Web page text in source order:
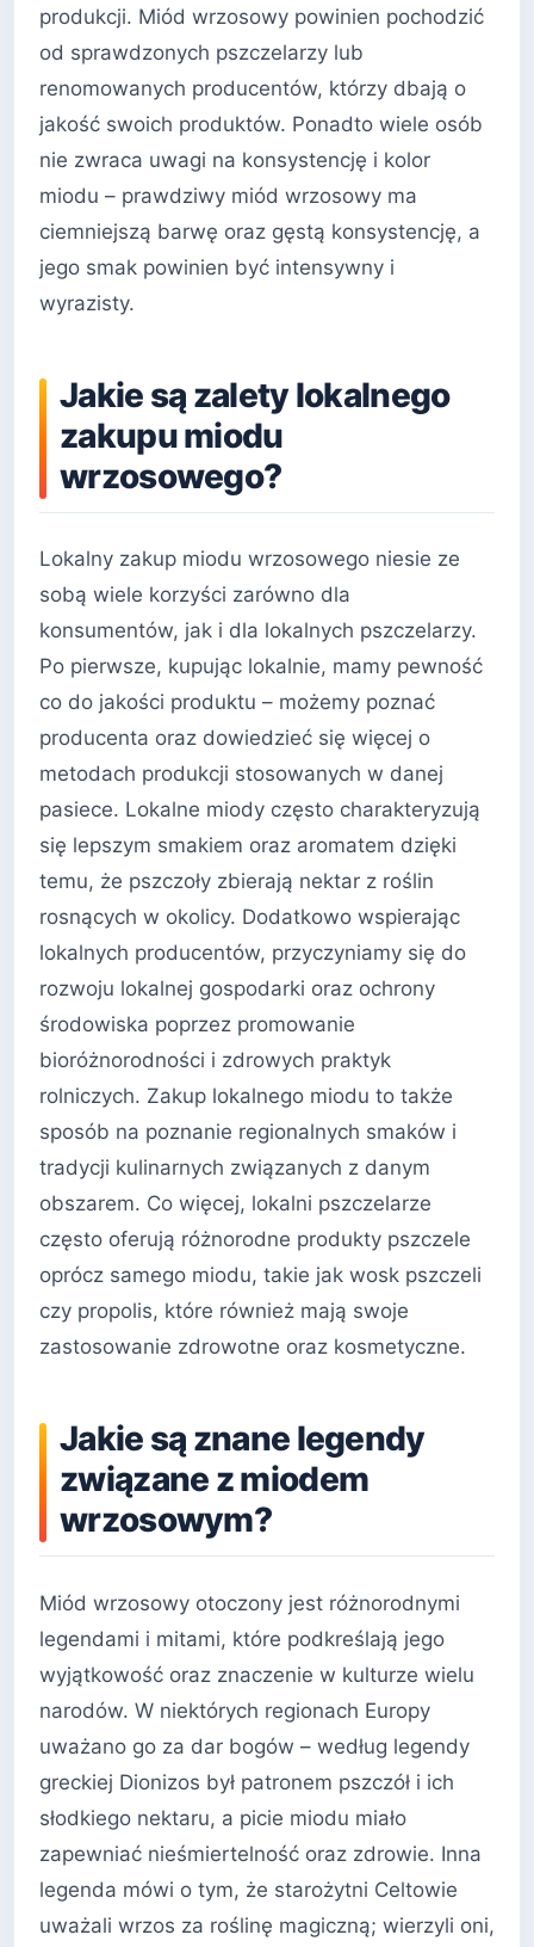
produkcji. Miód wrzosowy powinien pochodzić
od sprawdzonych pszczelarzy lub
renomowanych producentów, którzy dbają o
jakość swoich produktów. Ponadto wiele osób
nie zwraca uwagi na konsystencję i kolor
miodu – prawdziwy miód wrzosowy ma
ciemniejszą barwę oraz gęstą konsystencję, a
jego smak powinien być intensywny i
wyrazisty.
Jakie są zalety lokalnego
zakupu miodu
wrzosowego?
Lokalny zakup miodu wrzosowego niesie ze
sobą wiele korzyści zarówno dla
konsumentów, jak i dla lokalnych pszczelarzy.
Po pierwsze, kupując lokalnie, mamy pewność
co do jakości produktu – możemy poznać
producenta oraz dowiedzieć się więcej o
metodach produkcji stosowanych w danej
pasiece. Lokalne miody często charakteryzują
się lepszym smakiem oraz aromatem dzięki
temu, że pszczoły zbierają nektar z roślin
rosnących w okolicy. Dodatkowo wspierając
lokalnych producentów, przyczyniamy się do
rozwoju lokalnej gospodarki oraz ochrony
środowiska poprzez promowanie
bioróżnorodności i zdrowych praktyk
rolniczych. Zakup lokalnego miodu to także
sposób na poznanie regionalnych smaków i
tradycji kulinarnych związanych z danym
obszarem. Co więcej, lokalni pszczelarze
często oferują różnorodne produkty pszczele
oprócz samego miodu, takie jak wosk pszczeli
czy propolis, które również mają swoje
zastosowanie zdrowotne oraz kosmetyczne.
Jakie są znane legendy
związane z miodem
wrzosowym?
Miód wrzosowy otoczony jest różnorodnymi
legendami i mitami, które podkreślają jego
wyjątkowość oraz znaczenie w kulturze wielu
narodów. W niektórych regionach Europy
uważano go za dar bogów – według legendy
greckiej Dionizos był patronem pszczół i ich
słodkiego nektaru, a picie miodu miało
zapewniać nieśmiertelność oraz zdrowie. Inna
legenda mówi o tym, że starożytni Celtowie
uważali wrzos za roślinę magiczną; wierzyli oni,